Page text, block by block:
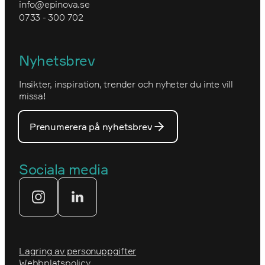
IVA
Norwegian
Optimizelys webb
Prins Daniels Fellowship
Tekniksprånget
Hur vi arbetar
Nova Consulting Group
Utmärkelser
Våra medarbetare
Våra partners
info@epinova.se
0733 - 300 702
Nyhetsbrev
Insikter, inspiration, trender och nyheter du inte vill
missa!
Prenumerera på nyhetsbrev
Sociala media
Lagring av personuppgifter
Webbplatspolicy